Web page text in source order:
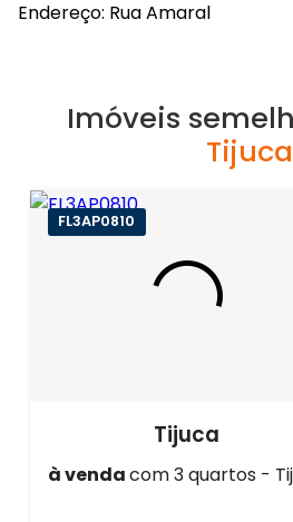
Endereço: Rua Amaral
Imóveis
Tijuca
FL3AP0810
Tijuca
à vendacom 3 quartos -